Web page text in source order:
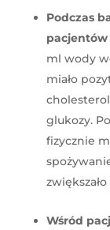
Podczas
pacjentów
ml wody
miało
glukozy​​.
fizycznie
Wśród